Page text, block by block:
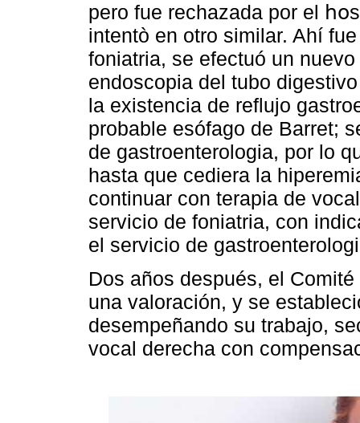
pero fue rechazada por el
intentò en otro similar. Ahí
foniatria, se efectuó un
endoscopia del tubo
la existencia de reflujo
probable esófago de Barret;
de gastroenterologia, por lo
hasta que cediera la
continuar con terapia de
servicio de foniatria, con
el servicio de
Dos años después, el
una valoración, y se
desempeñando su trabajo,
vocal derecha con